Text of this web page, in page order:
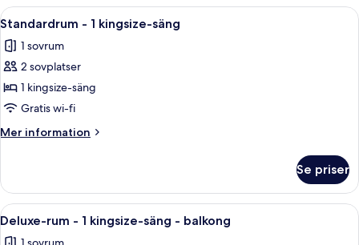
kingsize-
Öppna
alla
foton
för
Standardrum
-
1
kingsize-
En stor säng med ett blått överkast,
6
Standardrum - 1 kingsize-säng
1 sovrum
2 sovplatser
1 kingsize-säng
Gratis wi-fi
Mer information
Mer
-
kingsize-
Se priser
Öppna
alla
Ett modernt hotellrum med en stor
5
Deluxe-rum - 1 kingsize-säng - balkong